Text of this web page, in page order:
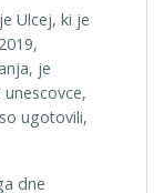
Ulcej, ki je
je
ugotovili,
dne